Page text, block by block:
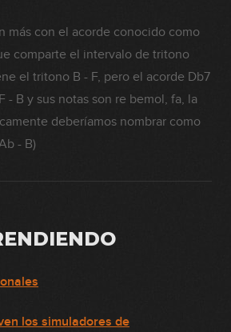
más con el acorde conocido como
comparte el intervalo de tritono
el tritono B - F, pero el acorde Db7
- B y sus notas son re bemol, fa, la
deberíamos nombrar como
- B)
los simuladores de